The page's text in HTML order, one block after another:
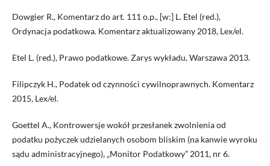
Dowgier R., Komentarz do art. 111 o.p., [w:] L. Etel (red.),
Ordynacja podatkowa. Komentarz aktualizowany 2018, Lex/el.
Etel L. (red.), Prawo podatkowe. Zarys wykładu, Warszawa 2013.
Filipczyk H., Podatek od czynności cywilnoprawnych. Komentarz
2015, Lex/el.
Goettel A., Kontrowersje wokół przesłanek zwolnienia od
podatku pożyczek udzielanych osobom bliskim (na kanwie wyroku
sądu administracyjnego), „Monitor Podatkowy” 2011, nr 6.